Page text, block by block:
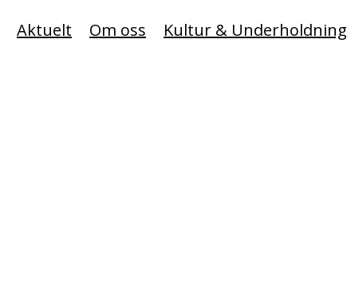
Aktuelt Om oss Kultur & Underholdning